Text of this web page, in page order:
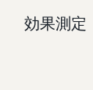
効果測定